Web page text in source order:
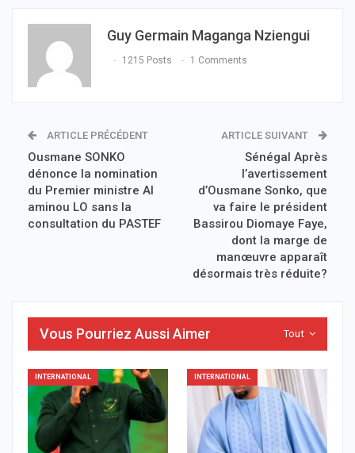
Guy Germain Maganga Nziengui
1215 Posts 1 Comments
ARTICLE PRÉCÉDENT
Ousmane SONKO
dénonce la nomination
du Premier ministre Al
aminou LO sans la
consultation du PASTEF
ARTICLE SUIVANT
Sénégal Après
l’avertissement
d’Ousmane Sonko, que
va faire le président
Bassirou Diomaye Faye,
dont la marge de
manœuvre apparaît
désormais très réduite?
Tout
Vous Pourriez Aussi Aimer
INTERNATIONAL INTERNATIONAL